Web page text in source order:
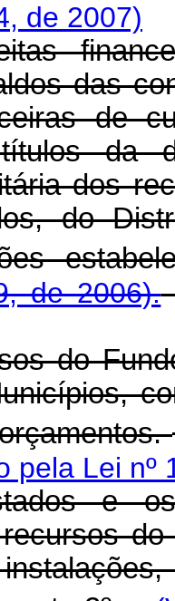
de 2007)
das
de
da
dos
do
de 2006).
do
pela Lei nº
e os